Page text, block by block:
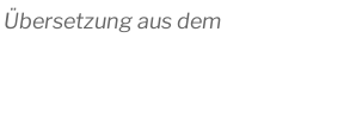
Übersetzung aus dem